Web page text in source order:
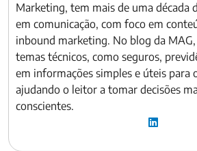
Marketing, tem mais de uma década
em comunicação, com foco em
inbound marketing. No blog da
temas técnicos, como seguros,
em informações simples e úteis para
ajudando o leitor a tomar decisões
conscientes.